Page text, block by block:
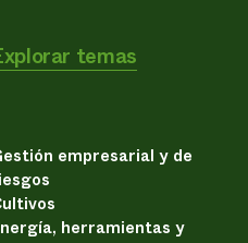
temas
empresarial y de
herramientas y